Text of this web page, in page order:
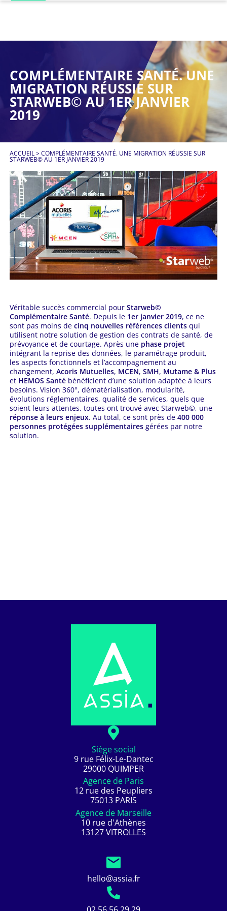
COMPLÉMENTAIRE SANTÉ. UNE
MIGRATION RÉUSSIE SUR
STARWEB© AU 1ER JANVIER
2019
ACCUEIL>COMPLÉMENTAIRE SANTÉ. UNE MIGRATION RÉUSSIE SUR
STARWEB© AU 1ER JANVIER 2019
Véritable succès commercial pour Starweb©
Complémentaire Santé. Depuis le 1er janvier 2019, ce ne
sont pas moins de cinq nouvelles références clientsqui
utilisent notre solution de gestion des contrats de santé, de
prévoyance et de courtage. Après une phase projet
intégrant la reprise des données, le paramétrage produit,
les aspects fonctionnels et l’accompagnement au
changement, Acoris Mutuelles, MCEN, SMH, Mutame & Plus
et HEMOS Santébénéficient d’une solution adaptée à leurs
besoins. Vision 360°, dématérialisation, modularité,
évolutions réglementaires, qualité de services, quels que
soient leurs attentes, toutes ont trouvé avec Starweb©, une
réponse à leurs enjeux. Au total, ce sont près de 400 000
personnes protégées supplémentairesgérées par notre
solution.
Siège social
9 rue Félix-Le-Dantec
29000 QUIMPER
Agence de Paris
12 rue des Peupliers
75013 PARIS
Agence de Marseille
10 rue d'Athènes
13127 VITROLLES
hello@assia.fr